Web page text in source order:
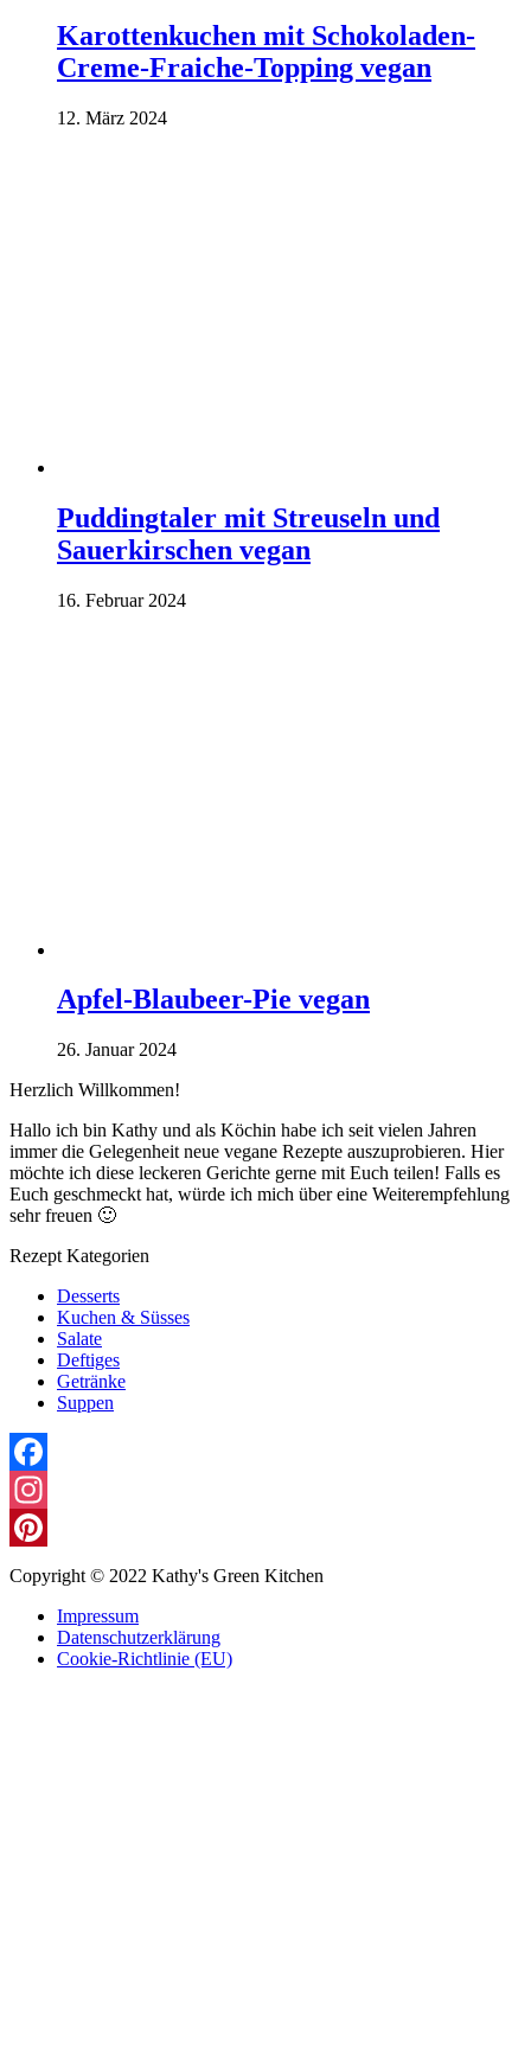
Karottenkuchen mit Schokoladen-
Creme-Fraiche-Topping vegan
12. März 2024
Puddingtaler mit Streuseln und
Sauerkirschen vegan
16. Februar 2024
Apfel-Blaubeer-Pie vegan
26. Januar 2024
Herzlich Willkommen!
Hallo ich bin Kathy und als Köchin habe ich seit vielen Jahren
immer die Gelegenheit neue vegane Rezepte auszuprobieren. Hier
möchte ich diese leckeren Gerichte gerne mit Euch teilen! Falls es
Euch geschmeckt hat, würde ich mich über eine Weiterempfehlung
sehr freuen 🙂
Rezept Kategorien
Desserts
Kuchen & Süsses
Salate
Deftiges
Getränke
Suppen
Facebook
Instagram
Pinterest
Copyright © 2022 Kathy's Green Kitchen
Impressum
Datenschutzerklärung
Cookie-Richtlinie (EU)